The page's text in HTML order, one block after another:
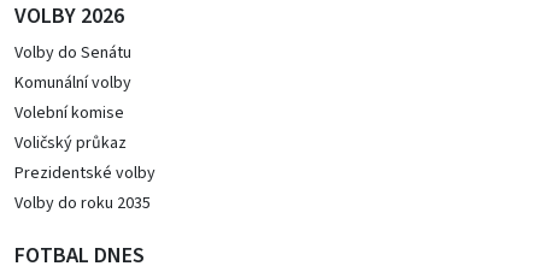
VOLBY 2026
Volby do Senátu
Komunální volby
Volební komise
Voličský průkaz
Prezidentské volby
Volby do roku 2035
FOTBAL DNES